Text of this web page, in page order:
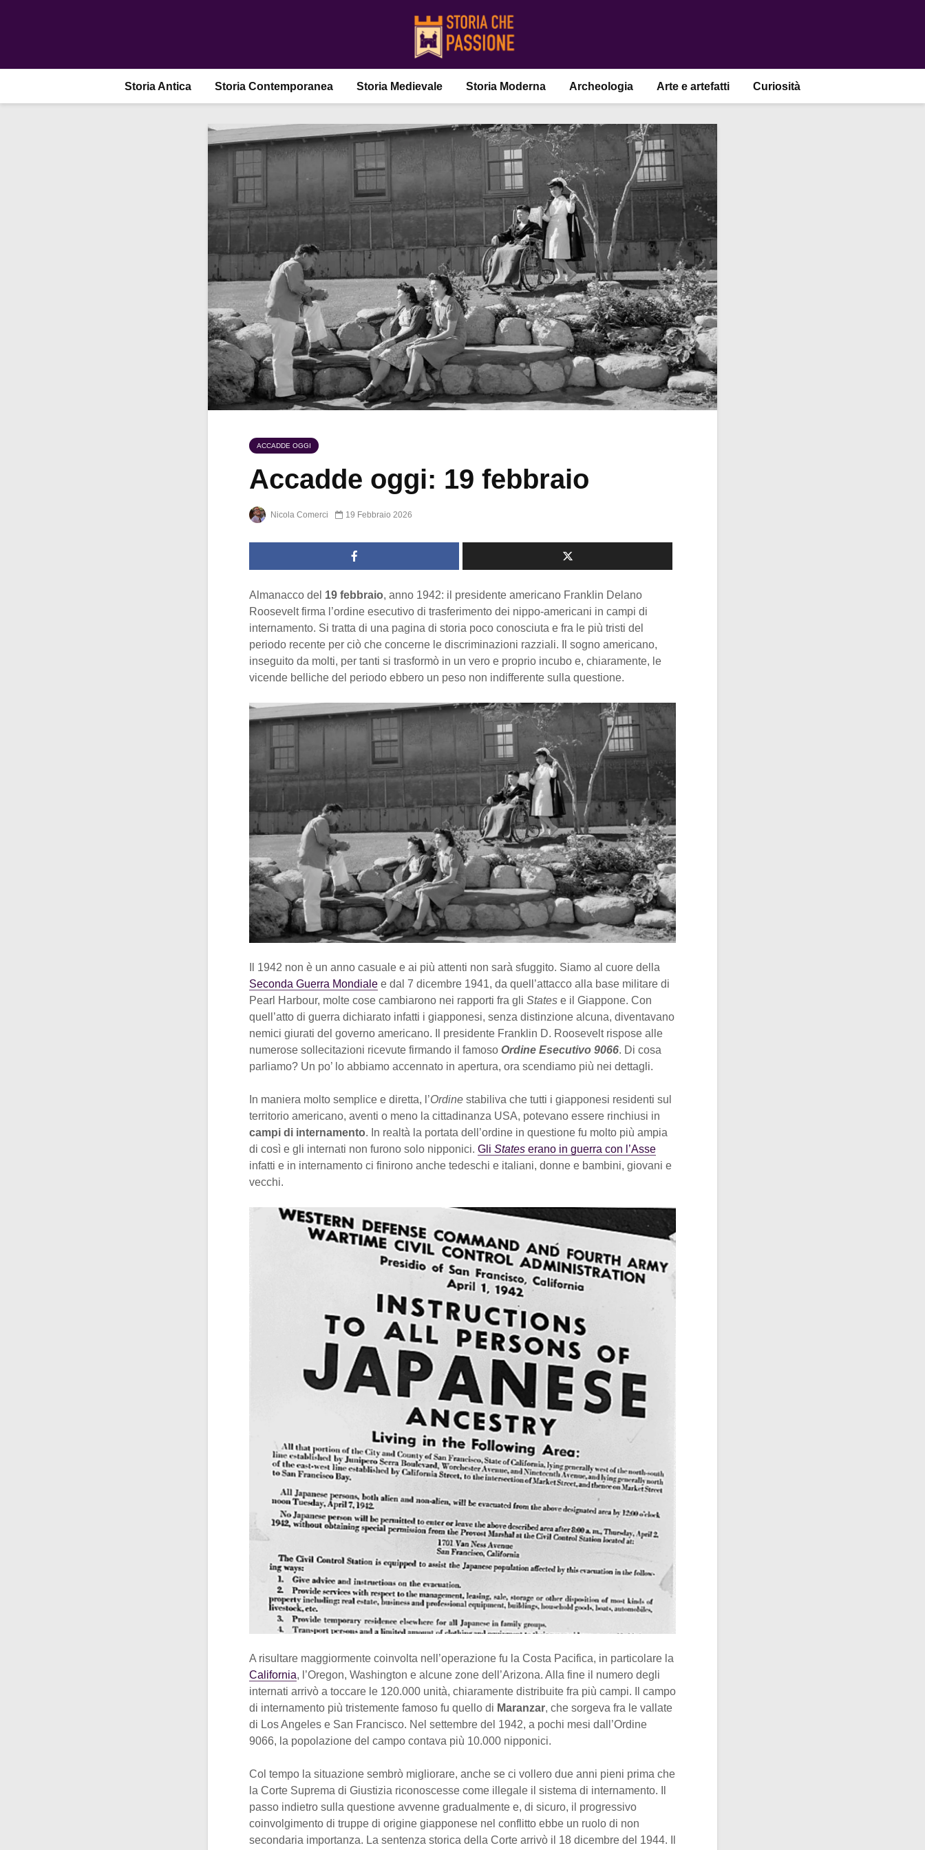
Storia Antica Storia Contemporanea Storia Medievale Storia Moderna Archeologia Arte e artefatti Curiosità
ACCADDE OGGI
Accadde oggi: 19 febbraio
Nicola Comerci 19 Febbraio 2026
Almanacco del 19 febbraio, anno 1942: il presidente americano Franklin Delano
Roosevelt firma l’ordine esecutivo di trasferimento dei nippo-americani in campi di
internamento. Si tratta di una pagina di storia poco conosciuta e fra le più tristi del
periodo recente per ciò che concerne le discriminazioni razziali. Il sogno americano,
inseguito da molti, per tanti si trasformò in un vero e proprio incubo e, chiaramente, le
vicende belliche del periodo ebbero un peso non indifferente sulla questione.
Il 1942 non è un anno casuale e ai più attenti non sarà sfuggito. Siamo al cuore della
Seconda Guerra Mondiale e dal 7 dicembre 1941, da quell’attacco alla base militare di
Pearl Harbour, molte cose cambiarono nei rapporti fra gli States e il Giappone. Con
quell’atto di guerra dichiarato infatti i giapponesi, senza distinzione alcuna, diventavano
nemici giurati del governo americano. Il presidente Franklin D. Roosevelt rispose alle
numerose sollecitazioni ricevute firmando il famoso Ordine Esecutivo 9066. Di cosa
parliamo? Un po’ lo abbiamo accennato in apertura, ora scendiamo più nei dettagli.
In maniera molto semplice e diretta, l’Ordine stabiliva che tutti i giapponesi residenti sul
territorio americano, aventi o meno la cittadinanza USA, potevano essere rinchiusi in
campi di internamento. In realtà la portata dell’ordine in questione fu molto più ampia
di così e gli internati non furono solo nipponici. Gli States erano in guerra con l’Asse
infatti e in internamento ci finirono anche tedeschi e italiani, donne e bambini, giovani e
vecchi.
A risultare maggiormente coinvolta nell’operazione fu la Costa Pacifica, in particolare la
California, l’Oregon, Washington e alcune zone dell’Arizona. Alla fine il numero degli
internati arrivò a toccare le 120.000 unità, chiaramente distribuite fra più campi. Il campo
di internamento più tristemente famoso fu quello di Maranzar, che sorgeva fra le vallate
di Los Angeles e San Francisco. Nel settembre del 1942, a pochi mesi dall’Ordine
9066, la popolazione del campo contava più 10.000 nipponici.
Col tempo la situazione sembrò migliorare, anche se ci vollero due anni pieni prima che
la Corte Suprema di Giustizia riconoscesse come illegale il sistema di internamento. Il
passo indietro sulla questione avvenne gradualmente e, di sicuro, il progressivo
coinvolgimento di truppe di origine giapponese nel conflitto ebbe un ruolo di non
secondaria importanza. La sentenza storica della Corte arrivò il 18 dicembre del 1944. Il